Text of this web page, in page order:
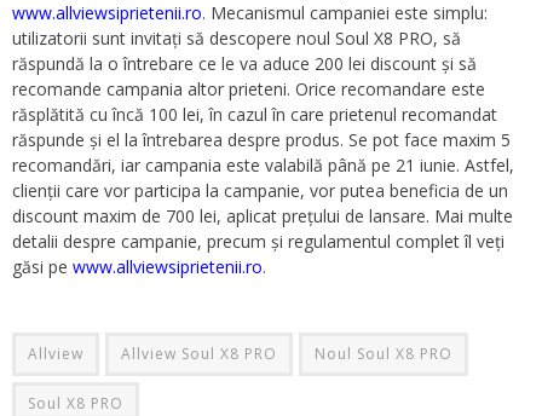
www.allviewsiprietenii.ro. Mecanismul campaniei este simplu:
utilizatorii sunt invitați să descopere noul Soul X8 PRO, să
răspundă la o întrebare ce le va aduce 200 lei discount și să
recomande campania altor prieteni. Orice recomandare este
răsplătită cu încă 100 lei, în cazul în care prietenul recomandat
răspunde și el la întrebarea despre produs. Se pot face maxim 5
recomandări, iar campania este valabilă până pe 21 iunie. Astfel,
clienții care vor participa la campanie, vor putea beneficia de un
discount maxim de 700 lei, aplicat prețului de lansare. Mai multe
detalii despre campanie, precum și regulamentul complet îl veți
găsi pe www.allviewsiprietenii.ro.
Allview Allview Soul X8 PRO Noul Soul X8 PRO
Soul X8 PRO